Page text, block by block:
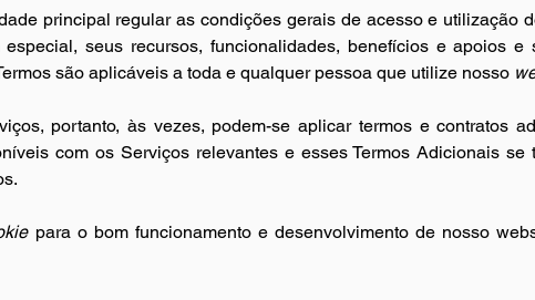
especial, seus recursos, funcionalidades, benefícios e apoios e
são aplicáveis a toda e qualquer pessoa que utilize nosso
portanto, às vezes, podem-se aplicar termos e contratos
com os Serviços relevantes e esses Termos Adicionais se
para o bom funcionamento e desenvolvimento de nosso